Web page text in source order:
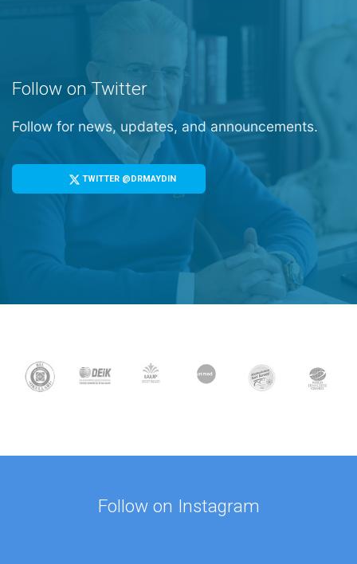
Follow on Twitter
Follow for news, updates, and announcements.
TWITTER @DRMAYDIN
Follow on Instagram